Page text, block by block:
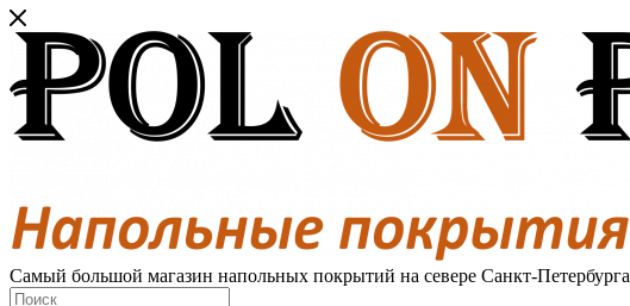
Самый большой магазин напольных покрытий на севере Санкт-Петербурга